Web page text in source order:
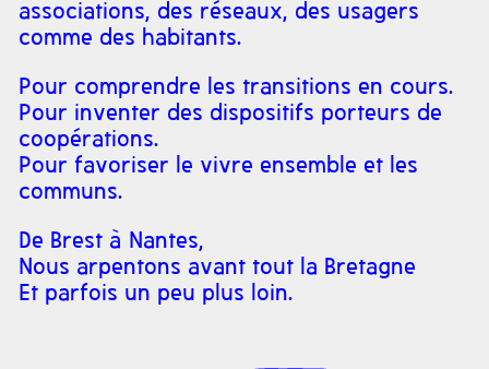
associations, des réseaux, des usagers
comme des habitants.
Pour comprendre les transitions en cours.
Pour inventer des dispositifs porteurs de
coopérations.
Pour favoriser le vivre ensemble et les
communs.
De Brest à Nantes,
Nous arpentons avant tout la Bretagne
Et parfois un peu plus loin.